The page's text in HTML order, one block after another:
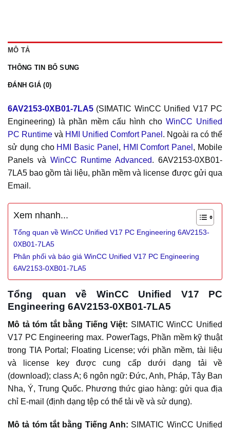
MÔ TẢ
THÔNG TIN BỔ SUNG
ĐÁNH GIÁ (0)
6AV2153-0XB01-7LA5 (SIMATIC WinCC Unified V17 PC
Engineering) là phần mềm cấu hình cho WinCC Unified
PC Runtime và HMI Unified Comfort Panel . Ngoài ra có thể
sử dụng cho HMI Basic Panel , HMI Comfort Panel , Mobile
Panels và WinCC Runtime Advanced. 6AV2153-0XB01-
7LA5 bao gồm tài liệu, phần mềm và license được gửi qua
Email.
Xem nhanh...
Tổng quan về WinCC Unified V17 PC Engineering 6AV2153-
0XB01-7LA5
Phân phối và báo giá WinCC Unified V17 PC Engineering
6AV2153-0XB01-7LA5
Tổng quan về WinCC Unified V17 PC
Engineering 6AV2153-0XB01-7LA5
Mô tả tóm tắt bằng Tiếng Việt: SIMATIC WinCC Unified
V17 PC Engineering max. PowerTags, Phần mềm kỹ thuật
trong TIA Portal; Floating License; với phần mềm, tài liệu
và license key được cung cấp dưới dạng tải về
(download); class A; 6 ngôn ngữ: Đức, Anh, Pháp, Tây Ban
Nha, Ý, Trung Quốc. Phương thức giao hàng: gửi qua địa
chỉ E-mail (định dạng tệp có thể tải về và sử dụng).
Mô tả tóm tắt bằng Tiếng Anh: SIMATIC WinCC Unified